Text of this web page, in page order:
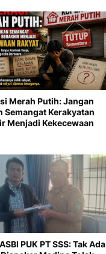
Merah Putih: Jangan
Semangat Kerakyatan
Menjadi Kekecewaan
PUK PT SSS: Tak Ada